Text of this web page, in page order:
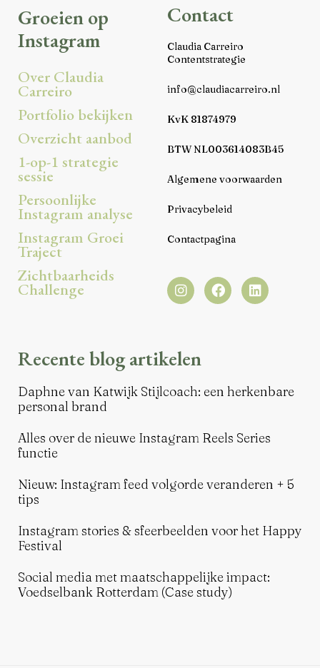
Groeien op
Instagram
Over Claudia
Carreiro
Portfolio bekijken
Overzicht aanbod
1-op-1 strategie
sessie
Persoonlijke
Instagram analyse
Instagram Groei
Traject
Zichtbaarheids
Challenge
Contact
Claudia Carreiro
Contentstrategie
info@claudiacarreiro.nl
KvK 81874979
BTW NL003614083B45
Algemene voorwaarden
Privacybeleid
Contactpagina
Recente blog artikelen
Daphne van Katwijk Stijlcoach: een herkenbare
personal brand
Alles over de nieuwe Instagram Reels Series
functie
Nieuw: Instagram feed volgorde veranderen + 5
tips
Instagram stories & sfeerbeelden voor het Happy
Festival
Social media met maatschappelijke impact:
Voedselbank Rotterdam (Case study)